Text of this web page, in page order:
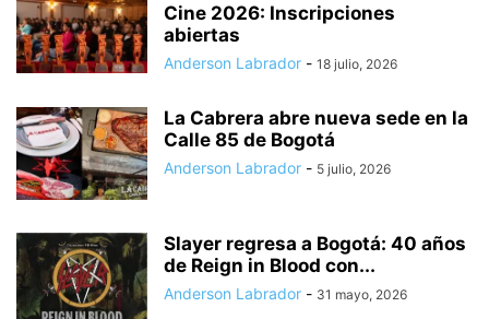
Cine 2026: Inscripciones
abiertas
Anderson Labrador - 18 julio, 2026
La Cabrera abre nueva sede en la
Calle 85 de Bogotá
Anderson Labrador - 5 julio, 2026
Slayer regresa a Bogotá: 40 años
de Reign in Blood con...
Anderson Labrador - 31 mayo, 2026